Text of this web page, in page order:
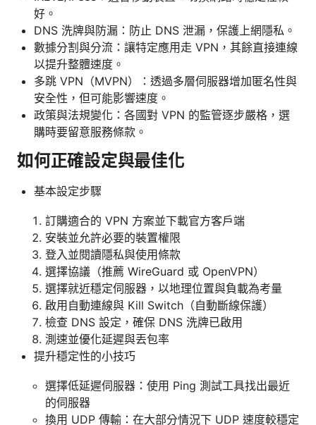
好。
DNS 洗牌與防漏：防止 DNS 泄漏，保護上網隱私。
數據分割與分流：讓特定應用走 VPN，其餘直接連線
以提升整體速度。
多跳 VPN（MVPN）：透過多層伺服器增加匿名性與
安全性，但可能影響速度。
政策與法規變化：各國對 VPN 的監管逐步嚴格，選
購時要留意服務條款。
如何正確設定與最佳化
基本設定步驟
訂購適合的 VPN 方案並下載官方客戶端
安裝並允許必要的裝置權限
登入並閱讀隱私與使用條款
選擇協議（推薦 WireGuard 或 OpenVPN）
選擇就近穩定伺服器，以地理位置與負載為考量
啟用自動連線與 Kill Switch（自動斷線保護）
檢查 DNS 設定，確保 DNS 洗牌已啟用
測速並優化延遲與丟包率
提升穩定性的小技巧
選擇低延遲伺服器：使用 Ping 測試工具找出最近
的伺服器
換用 UDP 傳輸：在大部分情況下 UDP 速度較穩定